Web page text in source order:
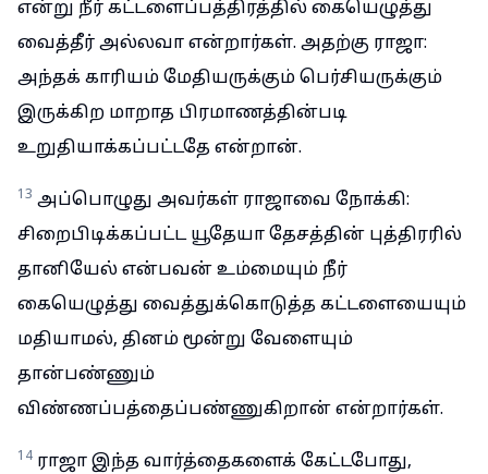
என்று நீர் கட்டளைப்பத்திரத்தில் கையெழுத்து
வைத்தீர் அல்லவா என்றார்கள். அதற்கு ராஜா:
அந்தக் காரியம் மேதியருக்கும் பெர்சியருக்கும்
இருக்கிற மாறாத பிரமாணத்தின்படி
உறுதியாக்கப்பட்டதே என்றான்.
13 அப்பொழுது அவர்கள் ராஜாவை நோக்கி:
சிறைபிடிக்கப்பட்ட யூதேயா தேசத்தின் புத்திரரில்
தானியேல் என்பவன் உம்மையும் நீர்
கையெழுத்து வைத்துக்கொடுத்த கட்டளையையும்
மதியாமல், தினம் மூன்று வேளையும்
தான்பண்ணும்
விண்ணப்பத்தைப்பண்ணுகிறான் என்றார்கள்.
14 ராஜா இந்த வார்த்தைகளைக் கேட்டபோது,